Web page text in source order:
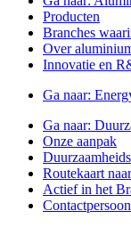
Producten
Branches
Over
Innovatie en
Ga naar:
Ga naar:
Onze aanpak
Routekaart
Actief in het